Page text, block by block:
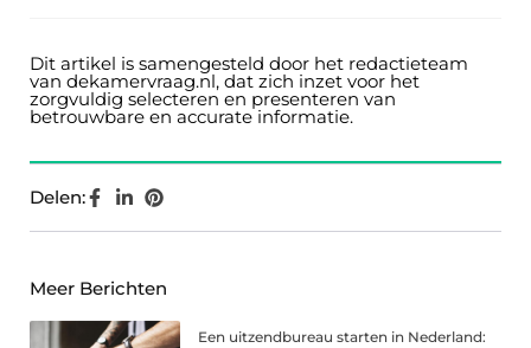
Dit artikel is samengesteld door het redactieteam
van dekamervraag.nl, dat zich inzet voor het
zorgvuldig selecteren en presenteren van
betrouwbare en accurate informatie.
Delen:
Meer Berichten
Een uitzendbureau starten in Nederland: